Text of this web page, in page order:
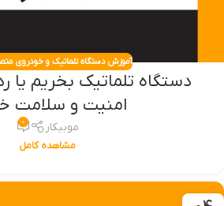
آموزش دستگاه تلماتیک و خودروی
دستگاه تلماتیک بخریم یا
امنیت و سلامت
موبیکار ۰
مشاهده کامل